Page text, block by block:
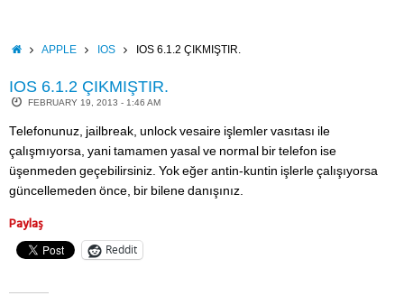
contentHOMEAPPLE IOS IOS 6.1.2 ÇIKMIŞTIR.
IOS 6.1.2 ÇIKMIŞTIR.
FEBRUARY 19, 2013 - 1:46 AM
Telefonunuz, jailbreak, unlock vesaire işlemler vasıtası ile
çalışmıyorsa, yani tamamen yasal ve normal bir telefon ise
üşenmeden geçebilirsiniz. Yok eğer antin-kuntin işlerle çalışıyorsa
güncellemeden önce, bir bilene danışınız.
Paylaş
Reddit